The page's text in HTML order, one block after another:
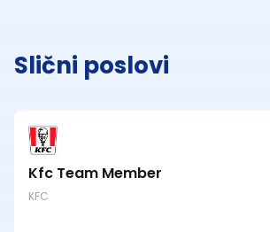
Slični poslovi
Kfc Team Member
KFC